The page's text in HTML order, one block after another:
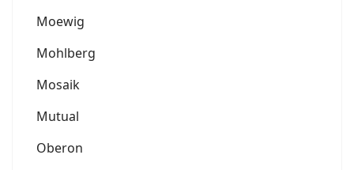
Moewig
Mohlberg
Mosaik
Mutual
Oberon